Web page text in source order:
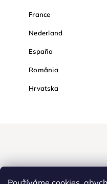
France
Nederland
España
România
Hrvatska